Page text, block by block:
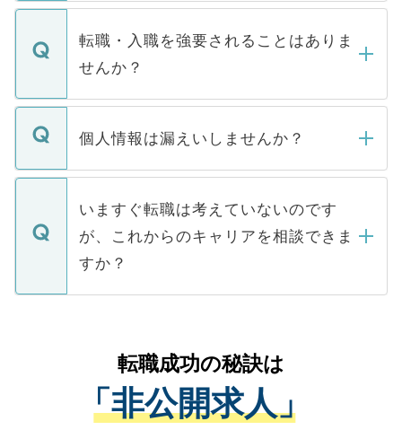
ます。通常、5営業日以内にはご連絡をせて
いただきますので、しばらくお待ちくださ
マイナビDOCTORで取り扱っている求人の
うち約3割は、Webサイトからご覧いただ
けない「非公開求人」です。非公開求人は
下記の理由によって、一般には公開してい
ません。
■応募殺到を避けるため 人気のある医療機
関を公にしてしまうと、応募が殺到する場
に、医療機関が求める条件に合った人材の
みを人材紹介会社に依頼するケースが増え
ています。
転職・入職を強要されることはありま
せんか？
転職・入職を強要することは一切ありませ
ん。また、仮に応募先から内定をいただい
定を承諾する必要はありません。内定先へ
の辞退の連絡はキャリアパートナーが行い
個人情報は漏えいしませんか？
個人情報が漏えいすることはありませんの
で、ご安心ください。当サイトからの登録
などで収集したご登録者様の個人情報は、
ご本人のキャリアアップおよび転職活動の
支援を目的に使用いたします。お預かりし
ているすべての個人データはご本人の許可
は、個人情報の取り扱いについての厳密な
管理基準を満たした事業者のみに付与され
る、プライバシーマークを取得済みです。
いますぐ転職は考えていないのです
が、これからのキャリアを相談できま
すか？
かがいして、現在の医療機関の状況や紹介
経験をまじえながら、適切なアドバイスを
させていただきます。すぐにご転職をされ
ない方には、長期的なサポートが可能です
転職成功の秘訣は
「非公開求人」